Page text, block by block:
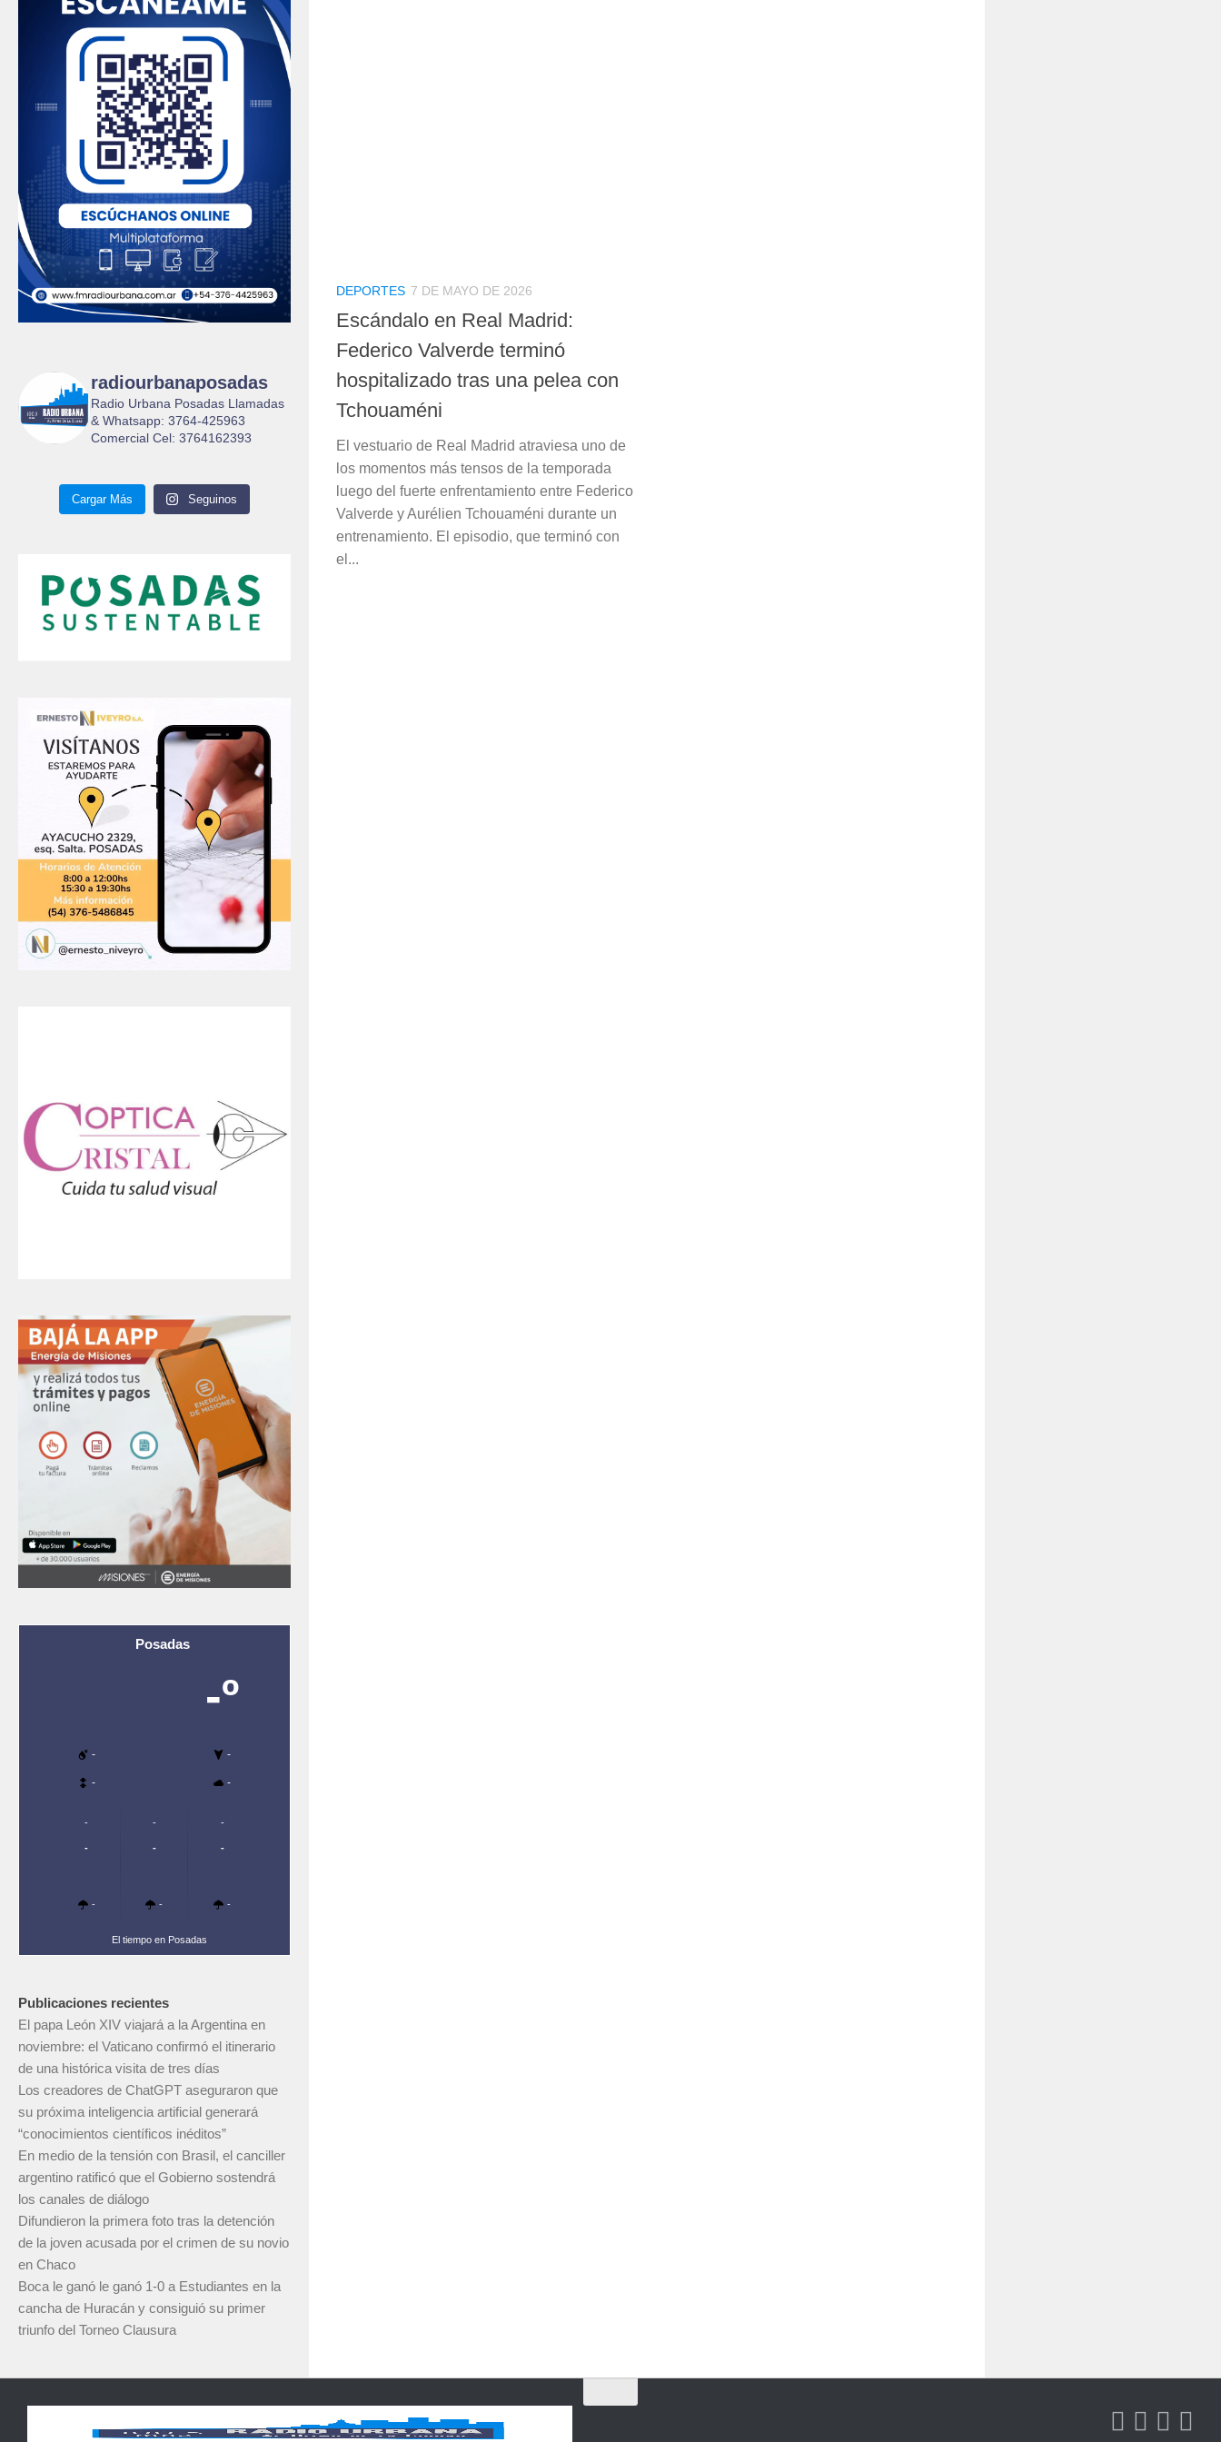
DEPORTES 7 DE MAYO DE 2026
Escándalo en Real Madrid:
Federico Valverde terminó
hospitalizado tras una pelea con
Tchouaméni
El vestuario de Real Madrid atraviesa uno de
los momentos más tensos de la temporada
luego del fuerte enfrentamiento entre Federico
Valverde y Aurélien Tchouaméni durante un
entrenamiento. El episodio, que terminó con
el...
radiourbanaposadas
Radio Urbana Posadas Llamadas
& Whatsapp: 3764-425963
Comercial Cel: 3764162393
Cargar Más Seguinos
Posadas
-º
- -
- -
-
-
-
-
-
-
-
-
-
El tiempo en Posadas
Publicaciones recientes
El papa León XIV viajará a la Argentina en
noviembre: el Vaticano confirmó el itinerario
de una histórica visita de tres días
Los creadores de ChatGPT aseguraron que
su próxima inteligencia artificial generará
“conocimientos científicos inéditos”
En medio de la tensión con Brasil, el canciller
argentino ratificó que el Gobierno sostendrá
los canales de diálogo
Difundieron la primera foto tras la detención
de la joven acusada por el crimen de su novio
en Chaco
Boca le ganó le ganó 1-0 a Estudiantes en la
cancha de Huracán y consiguió su primer
triunfo del Torneo Clausura